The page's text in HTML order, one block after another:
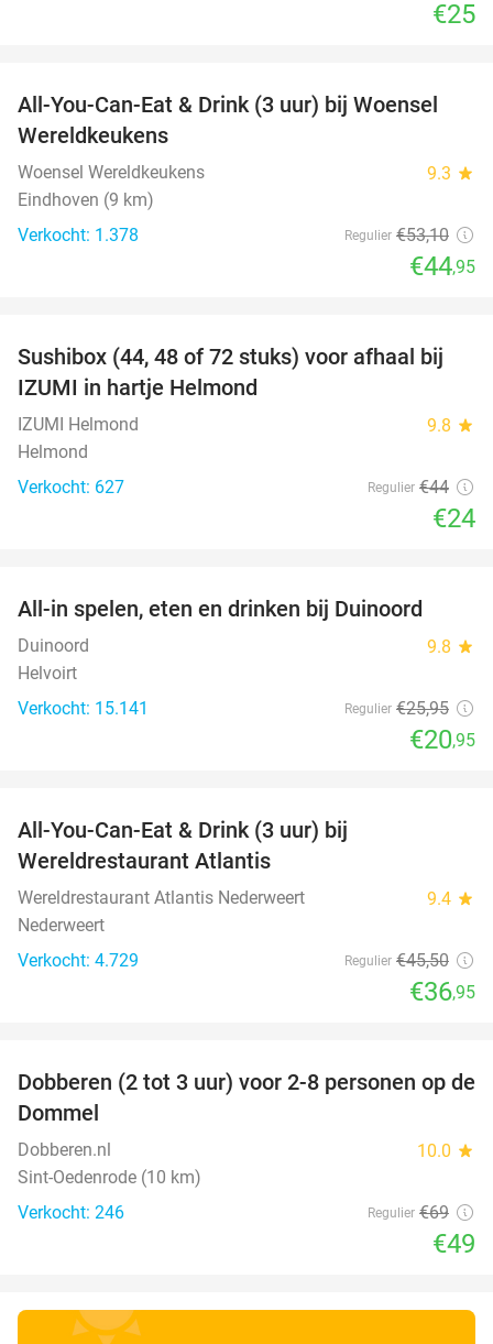
€25
15%
All-You-Can-Eat & Drink (3 uur) bij Woensel
Wereldkeukens
Woensel Wereldkeukens 9.3 star
Eindhoven (9 km)
Verkocht: 1.378
Regulier €53,10
€44,95
45%
Sushibox (44, 48 of 72 stuks) voor afhaal bij
IZUMI in hartje Helmond
IZUMI Helmond 9.8 star
Helmond
Verkocht: 627
Regulier €44
€24
All-in spelen, eten en drinken bij Duinoord
Duinoord 9.8 star
Helvoirt
Verkocht: 15.141
Regulier €25,95
€20,95
All-You-Can-Eat & Drink (3 uur) bij
Wereldrestaurant Atlantis
Wereldrestaurant Atlantis Nederweert 9.4 star
Nederweert
Verkocht: 4.729
Regulier €45,50
€36,95
29%
Dobberen (2 tot 3 uur) voor 2-8 personen op de
Dommel
Dobberen.nl 10.0 star
Sint-Oedenrode (10 km)
Verkocht: 246
Regulier €69
€49